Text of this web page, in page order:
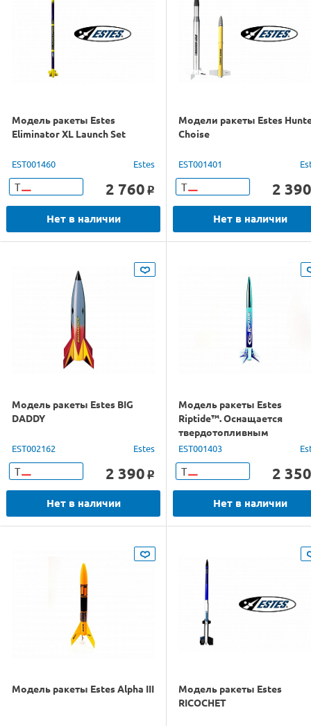
Модель ракеты Estes
Eliminator XL Launch Set
EST001460 Estes
Т 2 760 o
Нет в наличии
Модели ракеты Estes
Choise
EST001401
Т 2 390
Нет в наличии
Модель ракеты Estes BIG
DADDY
EST002162 Estes
Т 2 390 o
Нет в наличии
Модель ракеты Estes
Riptide™. Оснащается
твердотопливным
двигателем высота полёта:
183 м
EST001403
Т 2 350
Нет в наличии
Модель ракеты Estes Alpha III
Модель ракеты Estes
RICOCHET